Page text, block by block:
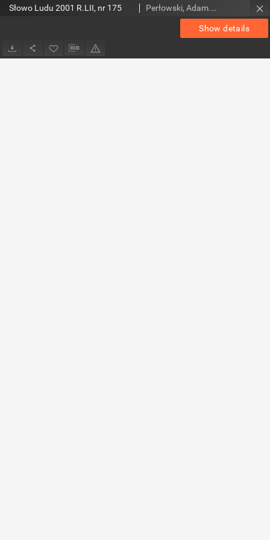
Show details
Słowo Ludu 2001 R.LII, nr 175 Perłowski, Adam. Red.